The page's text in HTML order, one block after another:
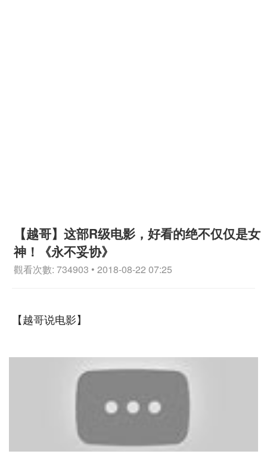
【越哥】这部R级电影，好看的绝不仅仅是女
神！《永不妥协》
觀看次數: 734903 • 2018-08-22 07:25
【越哥说电影】